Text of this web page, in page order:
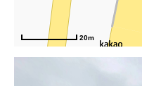
20m